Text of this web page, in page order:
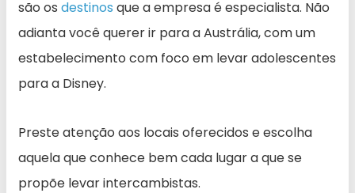
são os destinos que a empresa é especialista. Não
adianta você querer ir para a Austrália, com um
estabelecimento com foco em levar adolescentes
para a Disney.
Preste atenção aos locais oferecidos e escolha
aquela que conhece bem cada lugar a que se
propõe levar intercambistas.